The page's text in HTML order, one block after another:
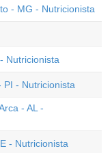
- MG - Nutricionista
Nutricionista
PI - Nutricionista
- AL -
- Nutricionista